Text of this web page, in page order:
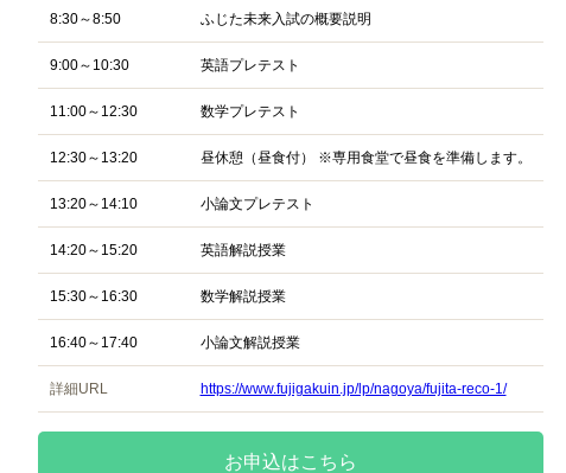
8:30～8:50 ふじた未来入試の概要説明
9:00～10:30 英語プレテスト
11:00～12:30 数学プレテスト
12:30～13:20 昼休憩（昼食付） ※専用食堂で昼食を準備します。
13:20～14:10 小論文プレテスト
14:20～15:20 英語解説授業
15:30～16:30 数学解説授業
16:40～17:40 小論文解説授業
詳細URL https://www.fujigakuin.jp/lp/nagoya/fujita-reco-1/
お申込はこちら